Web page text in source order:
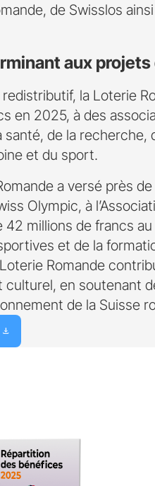
de Swisslos
aux
la Loterie
en 2025, à des
santé, de la recherche,
et du sport.
a versé près
Olympic, à
42 millions de francs
et de la
Romande
culturel, en soutenant
de la Suisse